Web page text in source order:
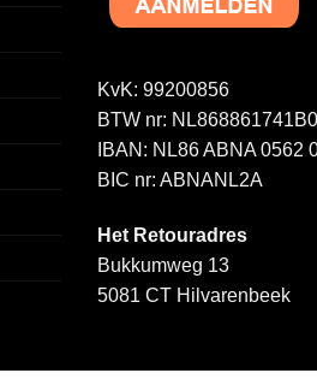
KvK: 99200856
BTW nr:
IBAN: NL86 ABNA 0562
BIC nr: ABNANL2A
Het Retouradres
Bukkumweg 13
5081 CT Hilvarenbeek